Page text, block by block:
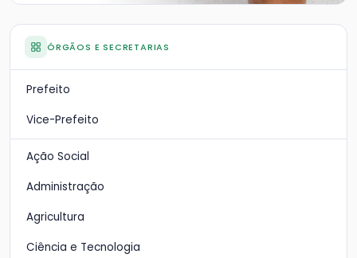
ÓRGÃOS E SECRETARIAS
Prefeito
Vice-Prefeito
Ação Social
Administração
Agricultura
Ciência e Tecnologia